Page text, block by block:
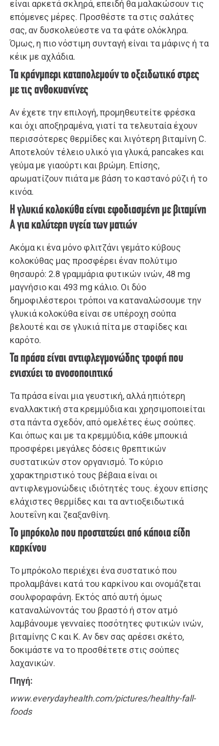
είναι αρκετά σκληρά, επειδή θα μαλακώσουν τις
επόμενες μέρες. Προσθέστε τα στις σαλάτες
σας, αν δυσκολεύεστε να τα φάτε ολόκληρα.
Όμως, η πιο νόστιμη συνταγή είναι τα μάφινς ή τα
κέικ με αχλάδια.
Τα κράνμπερι καταπολεμούν το οξειδωτικό στρες
με τις ανθοκυανίνες
Αν έχετε την επιλογή, προμηθευτείτε φρέσκα
και όχι αποξηραμένα, γιατί τα τελευταία έχουν
περισσότερες θερμίδες και λιγότερη βιταμίνη C.
Αποτελούν τέλειο υλικό για γλυκά, pancakes και
γεύμα με γιαούρτι και βρώμη. Επίσης,
αρωματίζουν πιάτα με βάση το καστανό ρύζι ή το
κινόα.
Η γλυκιά κολοκύθα είναι εφοδιασμένη με βιταμίνη
Α για καλύτερη υγεία των ματιών
Ακόμα κι ένα μόνο φλιτζάνι γεμάτο κύβους
κολοκύθας μας προσφέρει έναν πολύτιμο
θησαυρό: 2.8 γραμμάρια φυτικών ινών, 48 mg
μαγνήσιο και 493 mg κάλιο. Οι δύο
δημοφιλέστεροι τρόποι να καταναλώσουμε την
γλυκιά κολοκύθα είναι σε υπέροχη σούπα
βελουτέ και σε γλυκιά πίτα με σταφίδες και
καρότο.
Τα πράσα είναι αντιφλεγμονώδης τροφή που
ενισχύει το ανοσοποιητικό
Τα πράσα είναι μια γευστική, αλλά ηπιότερη
εναλλακτική στα κρεμμύδια και χρησιμοποιείται
στα πάντα σχεδόν, από ομελέτες έως σούπες.
Και όπως και με τα κρεμμύδια, κάθε μπουκιά
προσφέρει μεγάλες δόσεις θρεπτικών
συστατικών στον οργανισμό. Το κύριο
χαρακτηριστικό τους βέβαια είναι οι
αντιφλεγμονώδεις ιδιότητές τους. έχουν επίσης
ελάχιστες θερμίδες και τα αντιοξειδωτικά
λουτεΐνη και ζεαξανθίνη.
Το μπρόκολο που προστατεύει από κάποια είδη
καρκίνου
Το μπρόκολο περιέχει ένα συστατικό που
προλαμβάνει κατά του καρκίνου και ονομάζεται
σουλφοραφάνη. Εκτός από αυτή όμως
καταναλώνοντάς του βραστό ή στον ατμό
λαμβάνουμε γενναίες ποσότητες φυτικών ινών,
βιταμίνης C και Κ. Αν δεν σας αρέσει σκέτο,
δοκιμάστε να το προσθέτετε στις σούπες
λαχανικών.
Πηγή:
www.everydayhealth.com/pictures/healthy-fall-
foods